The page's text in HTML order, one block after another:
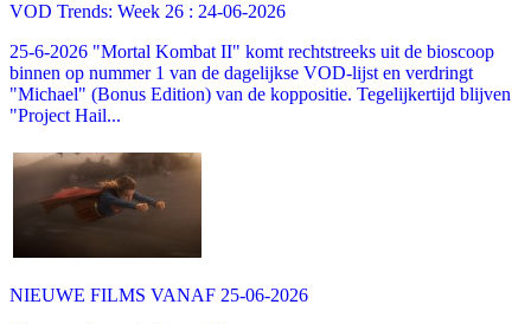
VOD Trends: Week 26 : 24-06-2026
25-6-2026 "Mortal Kombat II" komt rechtstreeks uit de bioscoop
binnen op nummer 1 van de dagelijkse VOD-lijst en verdringt
"Michael" (Bonus Edition) van de koppositie. Tegelijkertijd blijven
"Project Hail...
NIEUWE FILMS VANAF 25-06-2026